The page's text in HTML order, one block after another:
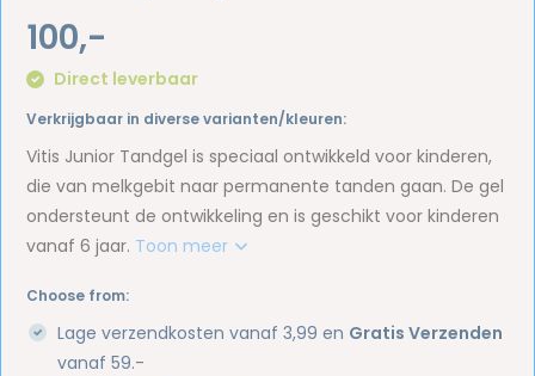
100,-
Direct leverbaar
Verkrijgbaar in diverse varianten/kleuren:
Vitis Junior Tandgel is speciaal ontwikkeld voor kinderen,
die van melkgebit naar permanente tanden gaan. De gel
ondersteunt de ontwikkeling en is geschikt voor kinderen
vanaf 6 jaar. Toon meer
Choose from:
Lage verzendkosten vanaf 3,99 en Gratis Verzenden
vanaf 59.-